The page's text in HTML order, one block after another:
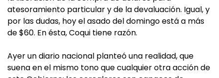
atesoramiento particular y de la devaluación. Igual, y
por las dudas, hoy el asado del domingo está a más
de $60. En ésta, Coqui tiene razón.
Ayer un diario nacional planteó una realidad, que
suena en el mismo tono que cualquier otra acción de